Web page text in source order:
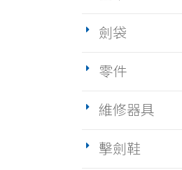
劍袋
零件
維修器具
擊劍鞋